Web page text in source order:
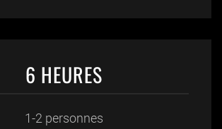
6 HEURES
1-2 personnes